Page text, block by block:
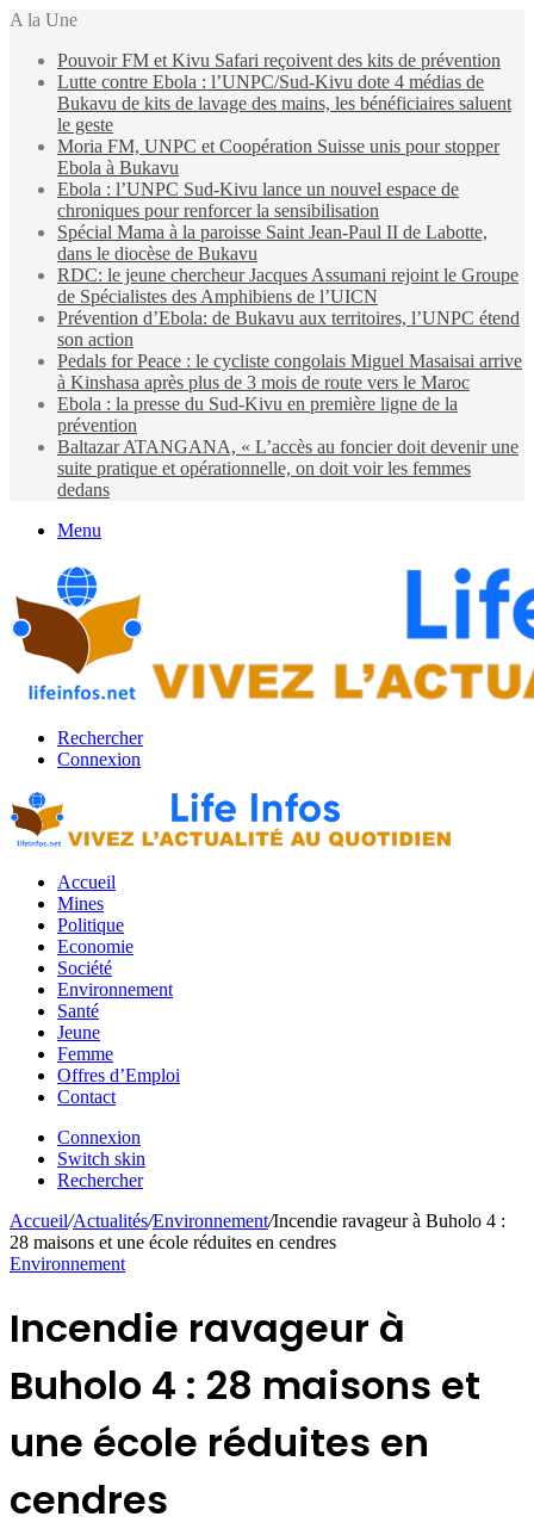
A la Une
Pouvoir FM et Kivu Safari reçoivent des kits de prévention
Lutte contre Ebola : l’UNPC/Sud-Kivu dote 4 médias de
Bukavu de kits de lavage des mains, les bénéficiaires saluent
le geste
Moria FM, UNPC et Coopération Suisse unis pour stopper
Ebola à Bukavu
Ebola : l’UNPC Sud-Kivu lance un nouvel espace de
chroniques pour renforcer la sensibilisation
Spécial Mama à la paroisse Saint Jean-Paul II de Labotte,
dans le diocèse de Bukavu
RDC: le jeune chercheur Jacques Assumani rejoint le Groupe
de Spécialistes des Amphibiens de l’UICN
Prévention d’Ebola: de Bukavu aux territoires, l’UNPC étend
son action
Pedals for Peace : le cycliste congolais Miguel Masaisai arrive
à Kinshasa après plus de 3 mois de route vers le Maroc
Ebola : la presse du Sud-Kivu en première ligne de la
prévention
Baltazar ATANGANA, « L’accès au foncier doit devenir une
suite pratique et opérationnelle, on doit voir les femmes
dedans
Menu
Rechercher
Connexion
Accueil
Mines
Politique
Economie
Société
Environnement
Santé
Jeune
Femme
Offres d’Emploi
Contact
Connexion
Switch skin
Rechercher
Accueil/Actualités/Environnement/Incendie ravageur à Buholo 4 :
28 maisons et une école réduites en cendres
Environnement
Incendie ravageur à
Buholo 4 : 28 maisons et
une école réduites en
cendres